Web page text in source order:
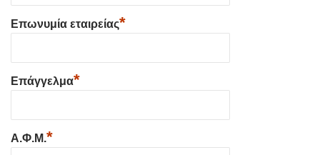
Επωνυμία εταιρείας*
Επάγγελμα*
Α.Φ.Μ.*